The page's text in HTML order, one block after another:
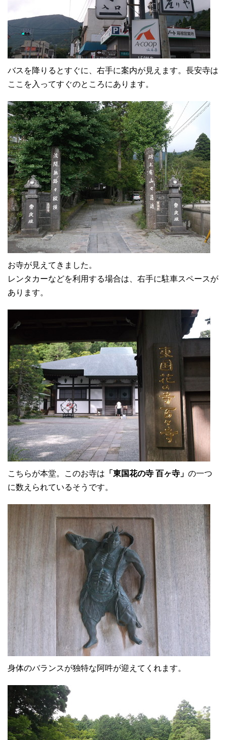
バスを降りるとすぐに、右手に案内が見えます。長安寺は
ここを入ってすぐのところにあります。
お寺が見えてきました。
レンタカーなどを利用する場合は、右手に駐車スペースが
あります。
こちらが本堂。このお寺は 「東国花の寺 百ヶ寺」 の一つ
に数えられているそうです。
身体のバランスが独特な阿吽が迎えてくれます。